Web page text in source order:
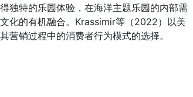
独特的乐园体验，在海洋主题乐园的内部需
化的有机融合。Krassimir等（2022）以美
营销过程中的消费者行为模式的选择。